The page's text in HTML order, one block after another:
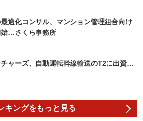
適化コンサル、マンション管理組合向け
始…さくら事務所
ャーズ、自動運転幹線輸送のT2に出資…
キングをもっと見る